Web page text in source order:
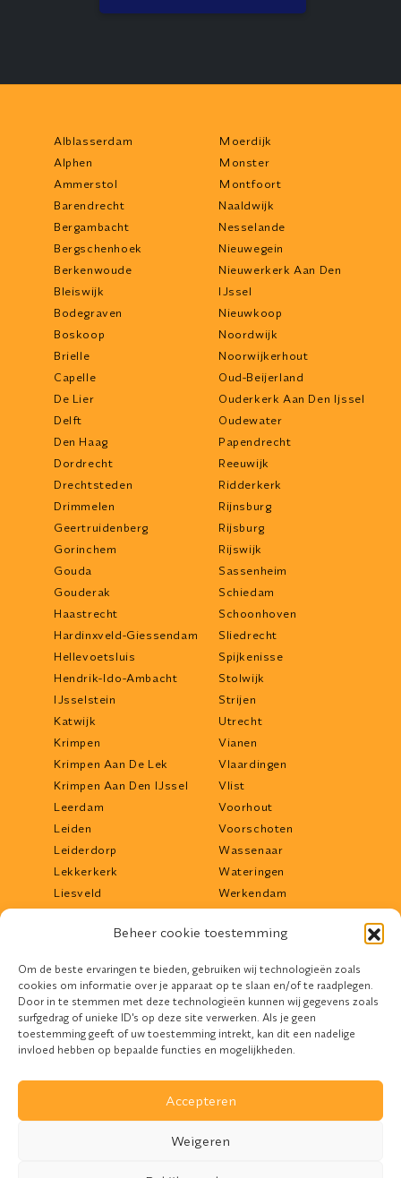
Beheer cookie toestemming
Om de beste ervaringen te bieden, gebruiken wij technologieën zoals
cookies om informatie over je apparaat op te slaan en/of te raadplegen.
Door in te stemmen met deze technologieën kunnen wij gegevens zoals
surfgedrag of unieke ID's op deze site verwerken. Als je geen
toestemming geeft of uw toestemming intrekt, kan dit een nadelige
invloed hebben op bepaalde functies en mogelijkheden.
Accepteren
Weigeren
Alblasserdam
Alphen
Ammerstol
Barendrecht
Bergambacht
Bergschenhoek
Berkenwoude
Bleiswijk
Bodegraven
Boskoop
Brielle
Capelle
De Lier
Delft
Den Haag
Dordrecht
Drechtsteden
Drimmelen
Geertruidenberg
Gorinchem
Gouda
Gouderak
Haastrecht
Hardinxveld-Giessendam
Hellevoetsluis
Hendrik-Ido-Ambacht
IJsselstein
Katwijk
Krimpen
Krimpen Aan De Lek
Krimpen Aan Den IJssel
Leerdam
Leiden
Leiderdorp
Lekkerkerk
Liesveld
Middelharnis
Mijdrecht
Moerdijk
Monster
Montfoort
Naaldwijk
Nesselande
Nieuwegein
Nieuwerkerk Aan Den
IJssel
Nieuwkoop
Noordwijk
Noorwijkerhout
Oud-Beijerland
Ouderkerk Aan Den Ijssel
Oudewater
Papendrecht
Reeuwijk
Ridderkerk
Rijnsburg
Rijsburg
Rijswijk
Sassenheim
Schiedam
Schoonhoven
Sliedrecht
Spijkenisse
Stolwijk
Strijen
Utrecht
Vianen
Vlaardingen
Vlist
Voorhout
Voorschoten
Wassenaar
Wateringen
Werkendam
Woudrichem
Zwijndrecht